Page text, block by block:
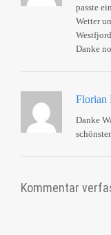
passte
Wetter
Danke
Florian
Danke
Kommentar